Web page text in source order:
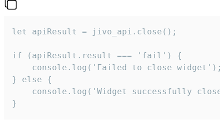
let apiResult = jivo_api.close();
if (apiResult.result === 'fail') {
    console.log('Failed to close widget');
} else {
console.log('Widget successfully
}